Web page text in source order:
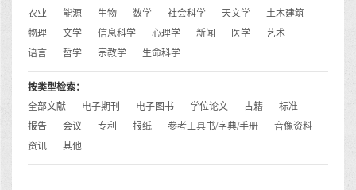
农业
能源 生物 数学 社会科学 天文学
土木建筑
物理
文学 信息科学 心理学 新闻 医学
艺术
语言
哲学 宗教学 生命科学
按类型检索：
全部文献
电子期刊 电子图书 学位论文 古籍
标准
报告
会议 专利 报纸 参考工具书/字典/手册
音像资料
资讯
其他